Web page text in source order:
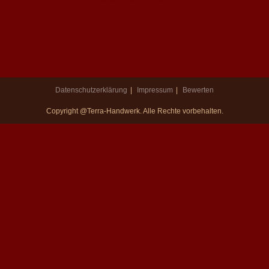
Datenschutzerklärung Impressum Bewerten
Copyright @Terra-Handwerk. Alle Rechte vorbehalten.